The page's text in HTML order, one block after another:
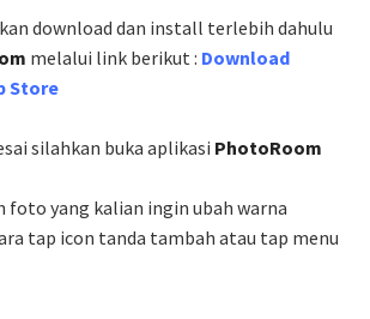
download dan install terlebih dahulu
melalui link berikut : Download
Store
silahkan buka aplikasi PhotoRoom
foto yang kalian ingin ubah warna
tap icon tanda tambah atau tap menu